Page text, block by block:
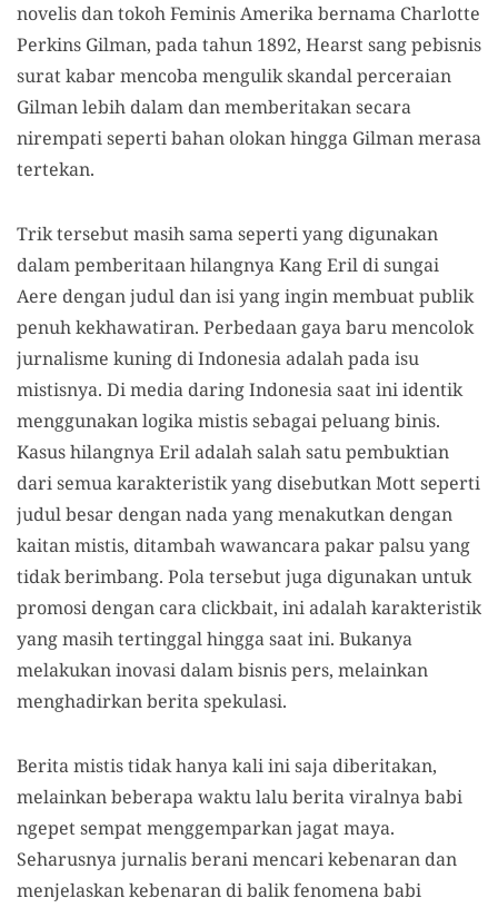
novelis dan tokoh Feminis Amerika bernama Charlotte
Perkins Gilman, pada tahun 1892, Hearst sang pebisnis
surat kabar mencoba mengulik skandal perceraian
Gilman lebih dalam dan memberitakan secara
nirempati seperti bahan olokan hingga Gilman merasa
tertekan.
Trik tersebut masih sama seperti yang digunakan
dalam pemberitaan hilangnya Kang Eril di sungai
Aere dengan judul dan isi yang ingin membuat publik
penuh kekhawatiran. Perbedaan gaya baru mencolok
jurnalisme kuning di Indonesia adalah pada isu
mistisnya. Di media daring Indonesia saat ini identik
menggunakan logika mistis sebagai peluang binis.
Kasus hilangnya Eril adalah salah satu pembuktian
dari semua karakteristik yang disebutkan Mott seperti
judul besar dengan nada yang menakutkan dengan
kaitan mistis, ditambah wawancara pakar palsu yang
tidak berimbang. Pola tersebut juga digunakan untuk
promosi dengan cara clickbait, ini adalah karakteristik
yang masih tertinggal hingga saat ini. Bukanya
melakukan inovasi dalam bisnis pers, melainkan
menghadirkan berita spekulasi.
Berita mistis tidak hanya kali ini saja diberitakan,
melainkan beberapa waktu lalu berita viralnya babi
ngepet sempat menggemparkan jagat maya.
Seharusnya jurnalis berani mencari kebenaran dan
menjelaskan kebenaran di balik fenomena babi